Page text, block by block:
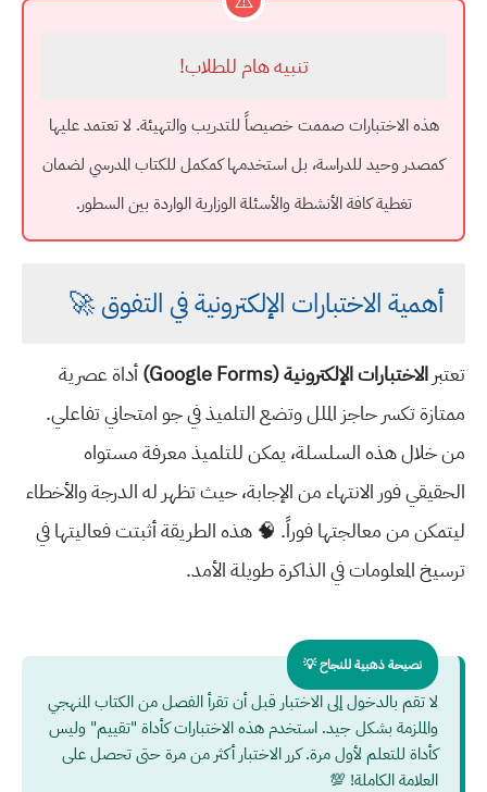
تنبيه هام للطلاب!
هذه الاختبارات صممت خصيصاً للتدريب والتهيئة. لا تعتمد عليها
كمصدر وحيد للدراسة، بل استخدمها كمكمل للكتاب المدرسي لضمان
تغطية كافة الأنشطة والأسئلة الوزارية الواردة بين السطور.
أهمية الاختبارات الإلكترونية في التفوق 🚀
تعتبر الاختبارات الإلكترونية (Google Forms)
أداة عصرية
ممتازة تكسر حاجز الملل وتضع التلميذ في جو امتحاني تفاعلي.
من خلال هذه السلسلة، يمكن للتلميذ معرفة مستواه
الحقيقي فور الانتهاء من الإجابة، حيث تظهر له الدرجة والأخطاء
ليتمكن من معالجتها فوراً. 🧠 هذه الطريقة أثبتت فعاليتها في
ترسيخ المعلومات في الذاكرة طويلة الأمد.
نصيحة ذهبية للنجاح 💡
لا تقم بالدخول إلى الاختبار قبل أن تقرأ الفصل من الكتاب المنهجي
والملزمة بشكل جيد. استخدم هذه الاختبارات كأداة "تقييم" وليس
كأداة للتعلم لأول مرة. كرر الاختبار أكثر من مرة حتى تحصل على
العلامة الكاملة! 💯